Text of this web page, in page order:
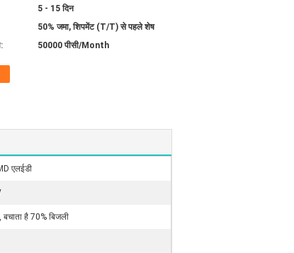
5 - 15 दिन
50% जमा, शिपमेंट (T/T) से पहले शेष
50000 पीसी/Month
एलईडी
बचाता है 70% बिजली